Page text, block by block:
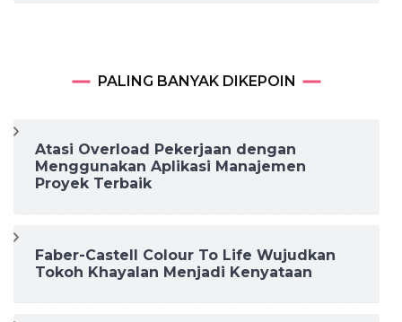
PALING BANYAK DIKEPOIN
Atasi Overload Pekerjaan dengan
Menggunakan Aplikasi Manajemen
Proyek Terbaik
Faber-Castell Colour To Life Wujudkan
Tokoh Khayalan Menjadi Kenyataan